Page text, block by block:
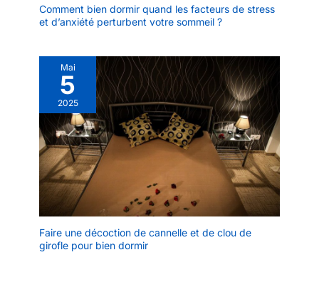
Comment bien dormir quand les facteurs de stress
et d’anxiété perturbent votre sommeil ?
Mai
5
2025
Faire une décoction de cannelle et de clou de
girofle pour bien dormir